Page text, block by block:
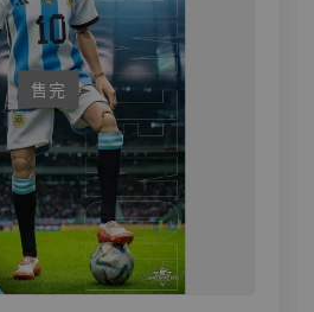
售完